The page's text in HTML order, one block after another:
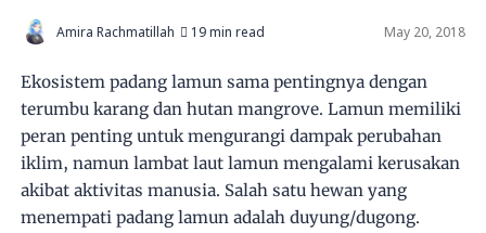
Amira Rachmatillah 19 min read May 20, 2018
Ekosistem padang lamun sama pentingnya dengan
terumbu karang dan hutan mangrove. Lamun memiliki
peran penting untuk mengurangi dampak perubahan
iklim, namun lambat laut lamun mengalami kerusakan
akibat aktivitas manusia. Salah satu hewan yang
menempati padang lamun adalah duyung/dugong.